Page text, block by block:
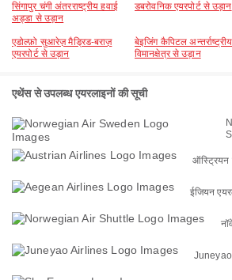
सिंगापुर चंगी अंतरराष्ट्रीय हवाई
अड्डा से उड़ान
डबरोवनिक एयरपोर्ट से उड़ान
एडोल्फ़ो सुआरेज़ मैड्रिड-बराज़
एयरपोर्ट से उड़ान
बेइजिंग कैपिटल अन्तर्राष्ट्रीय
विमानक्षेत्र से उड़ान
एथेंस से उपलब्ध एयरलाइनों की सूची
ऑस्ट्रियन
ईजियन